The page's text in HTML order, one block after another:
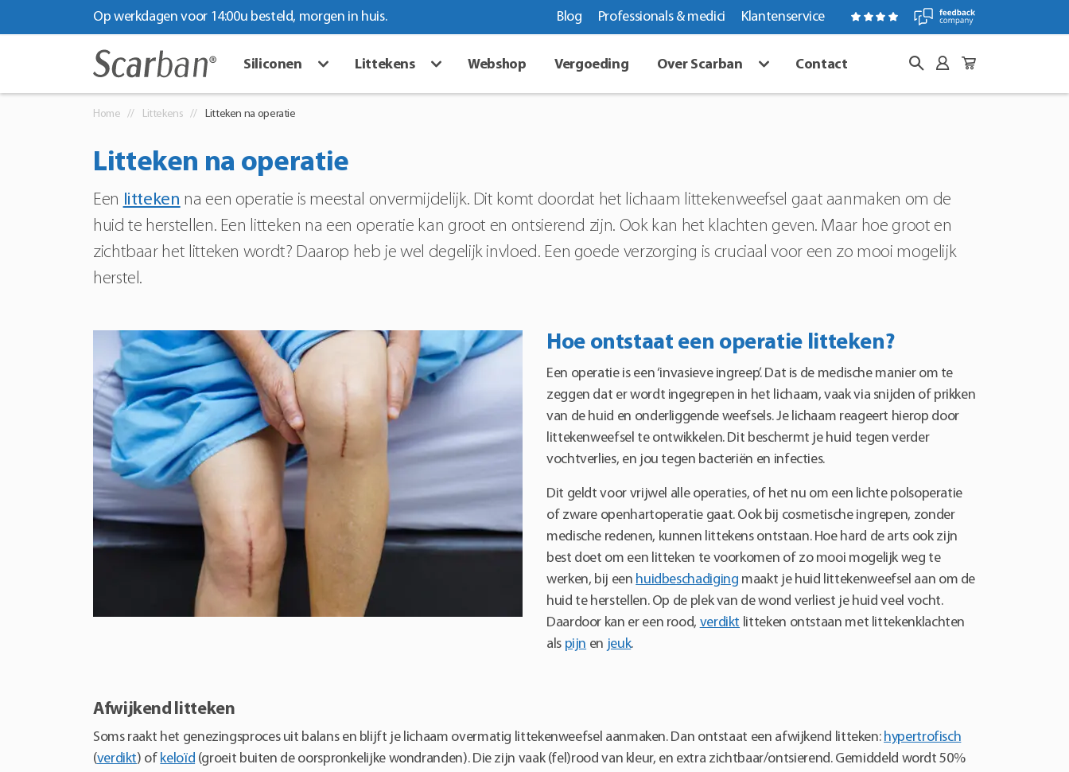
Op werkdagen voor 14:00u besteld, morgen in huis. Blog Professionals & medici Klantenservice
Siliconen Littekens Webshop Vergoeding Over Scarban Contact
Home Littekens Litteken na operatie
Litteken na operatie
Een litteken na een operatie is meestal onvermijdelijk. Dit komt doordat het lichaam littekenweefsel gaat aanmaken om de
huid te herstellen. Een litteken na een operatie kan groot en ontsierend zijn. Ook kan het klachten geven. Maar hoe groot en
zichtbaar het litteken wordt? Daarop heb je wel degelijk invloed. Een goede verzorging is cruciaal voor een zo mooi mogelijk
herstel.
Hoe ontstaat een operatie litteken?
Een operatie is een ‘invasieve ingreep’. Dat is de medische manier om te
zeggen dat er wordt ingegrepen in het lichaam, vaak via snijden of prikken
van de huid en onderliggende weefsels. Je lichaam reageert hierop door
littekenweefsel te ontwikkelen. Dit beschermt je huid tegen verder
vochtverlies, en jou tegen bacteriën en infecties.
Dit geldt voor vrijwel alle operaties, of het nu om een lichte polsoperatie
of zware openhartoperatie gaat. Ook bij cosmetische ingrepen, zonder
medische redenen, kunnen littekens ontstaan. Hoe hard de arts ook zijn
best doet om een litteken te voorkomen of zo mooi mogelijk weg te
werken, bij een huidbeschadiging maakt je huid littekenweefsel aan om de
huid te herstellen. Op de plek van de wond verliest je huid veel vocht.
Daardoor kan er een rood, verdikt litteken ontstaan met littekenklachten
als pijn en jeuk.
Afwijkend litteken
Soms raakt het genezingsproces uit balans en blijft je lichaam overmatig littekenweefsel aanmaken. Dan ontstaat een afwijkend litteken: hypertrofisch
(verdikt) of keloïd (groeit buiten de oorspronkelijke wondranden). Die zijn vaak (fel)rood van kleur, en extra zichtbaar/ontsierend. Gemiddeld wordt 50%